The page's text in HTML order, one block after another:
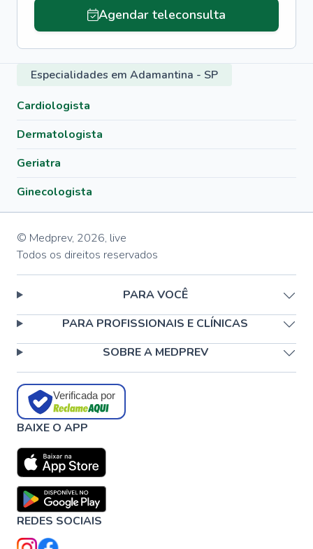
Agendar teleconsulta
Especialidades em Adamantina - SP
Cardiologista
Dermatologista
Geriatra
Ginecologista
© Medprev, 2026, live
Todos os direitos reservados
PARA VOCÊ
PARA PROFISSIONAIS E CLÍNICAS
SOBRE A MEDPREV
Verificada por
BAIXE O APP
REDES SOCIAIS